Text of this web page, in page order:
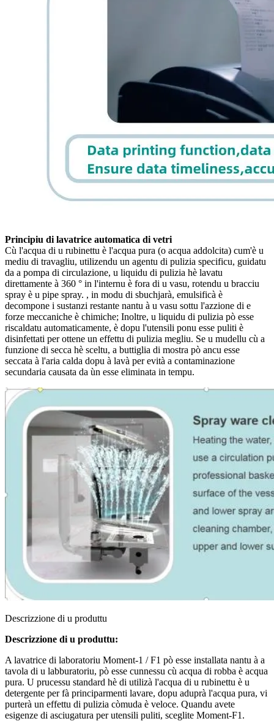
Principiu di lavatrice automatica di vetri
Cù l'acqua di u rubinettu è l'acqua pura (o acqua addolcita) cum'è u
mediu di travagliu, utilizendu un agentu di pulizia specificu, guidatu
da a pompa di circulazione, u liquidu di pulizia hè lavatu
direttamente à 360 ° in l'internu è fora di u vasu, rotendu u bracciu
spray è u pipe spray. , in modu di sbuchjarà, emulsificà è
decompone i sustanzi restante nantu à u vasu sottu l'azzione di e
forze meccaniche è chimiche; Inoltre, u liquidu di pulizia pò esse
riscaldatu automaticamente, è dopu l'utensili ponu esse puliti è
disinfettati per ottene un effettu di pulizia megliu. Se u mudellu cù a
funzione di secca hè sceltu, a buttiglia di mostra pò ancu esse
seccata à l'aria calda dopu à lavà per evità a contaminazione
secundaria causata da ùn esse eliminata in tempu.
Descrizzione di u produttu
Descrizzione di u produttu:
A lavatrice di laboratoriu Moment-1 / F1 pò esse installata nantu à a
tavola di u labburatoriu, pò esse cunnessu cù acqua di robba è acqua
pura. U prucessu standard hè di utilizà l'acqua di u rubinettu è u
detergente per fà principarmenti lavare, dopu aduprà l'acqua pura, vi
purterà un effettu di pulizia còmuda è veloce. Quandu avete
esigenze di asciugatura per utensili puliti, sceglite Moment-F1.